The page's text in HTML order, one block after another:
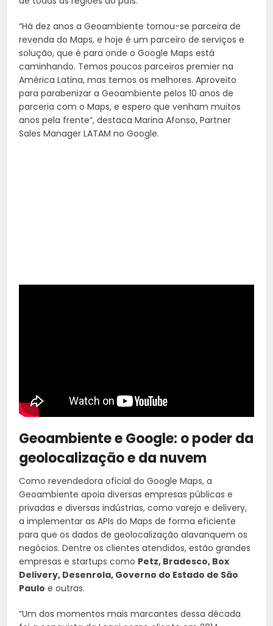
“Há dez anos a Geoambiente tornou-se parceira de
revenda do Maps, e hoje é um parceiro de serviços e
solução, que é para onde o Google Maps está
caminhando. Temos poucos parceiros premier na
América Latina, mas temos os melhores. Aproveito
para parabenizar a Geoambiente pelos 10 anos de
parceria com o Maps, e espero que venham muitos
anos pela frente”, destaca Marina Afonso, Partner
Sales Manager LATAM no Google.
Geoambiente e Google: o poder da
geolocalização e da nuvem
Como revendedora oficial do Google Maps, a
Geoambiente apoia diversas empresas públicas e
privadas e diversas indústrias, como varejo e delivery,
a implementar as APIs do Maps de forma eficiente
para que os dados de geolocalização alavanquem os
negócios. Dentre os clientes atendidos, estão grandes
empresas e startups como Petz, Bradesco, Box
Delivery, Desenrola, Governo do Estado de São
Paulo e outras.
“Um dos momentos mais marcantes dessa década